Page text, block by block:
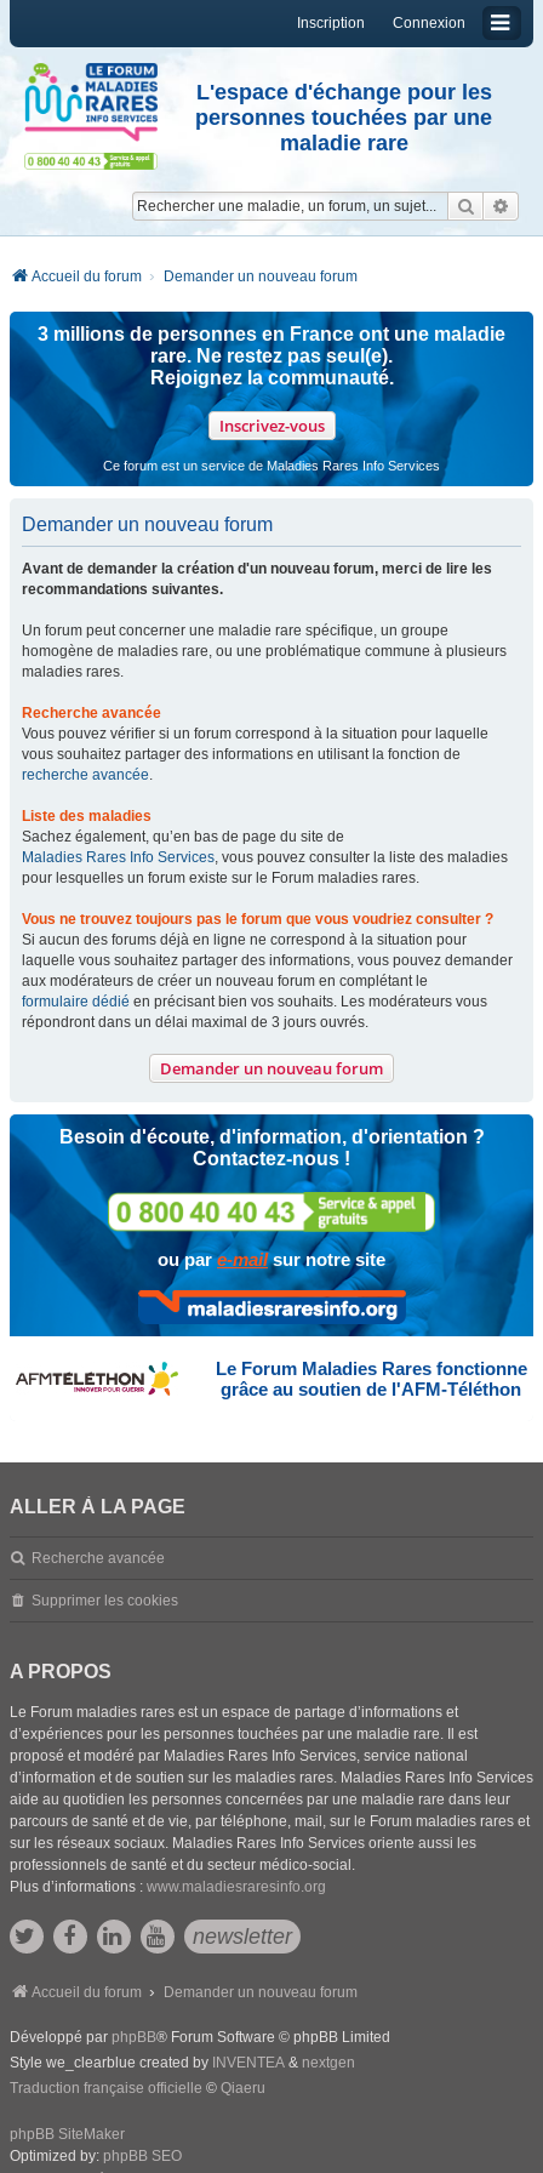
Connexion
Inscription
L'espace d'échange pour les
personnes touchées par une
maladie rare
Accueil du forum Demander un nouveau forum
3 millions de personnes en France ont une maladie
rare. Ne restez pas seul(e).
Rejoignez la communauté.
Inscrivez-vous
Ce forum est un service de Maladies Rares Info Services
Demander un nouveau forum
Avant de demander la création d'un nouveau forum, merci de lire les
recommandations suivantes.
Un forum peut concerner une maladie rare spécifique, un groupe
homogène de maladies rare, ou une problématique commune à plusieurs
maladies rares.
Recherche avancée
Vous pouvez vérifier si un forum correspond à la situation pour laquelle
vous souhaitez partager des informations en utilisant la fonction de
recherche avancée.
Liste des maladies
Sachez également, qu’en bas de page du site de
Maladies Rares Info Services, vous pouvez consulter la liste des maladies
pour lesquelles un forum existe sur le Forum maladies rares.
Vous ne trouvez toujours pas le forum que vous voudriez consulter ?
Si aucun des forums déjà en ligne ne correspond à la situation pour
laquelle vous souhaitez partager des informations, vous pouvez demander
aux modérateurs de créer un nouveau forum en complétant le
formulaire dédié en précisant bien vos souhaits. Les modérateurs vous
répondront dans un délai maximal de 3 jours ouvrés.
Demander un nouveau forum
Besoin d'écoute, d'information, d'orientation ?
Contactez-nous !
ou pare-mailsur notre site
Le Forum Maladies Rares fonctionne
grâce au soutien de l'AFM-Téléthon
ALLER À LA PAGE
Recherche avancée
Supprimer les cookies
A PROPOS
Le Forum maladies rares est un espace de partage d’informations et
d’expériences pour les personnes touchées par une maladie rare. Il est
proposé et modéré par Maladies Rares Info Services, service national
d’information et de soutien sur les maladies rares. Maladies Rares Info Services
aide au quotidien les personnes concernées par une maladie rare dans leur
parcours de santé et de vie, par téléphone, mail, sur le Forum maladies rares et
sur les réseaux sociaux. Maladies Rares Info Services oriente aussi les
professionnels de santé et du secteur médico-social.
Plus d’informations : www.maladiesraresinfo.org
newsletter
Accueil du forum Demander un nouveau forum
Développé par phpBB® Forum Software © phpBB Limited
Style we_clearblue created by INVENTEA & nextgen
Traduction française officielle © Qiaeru
phpBB SiteMaker
Optimized by: phpBB SEO